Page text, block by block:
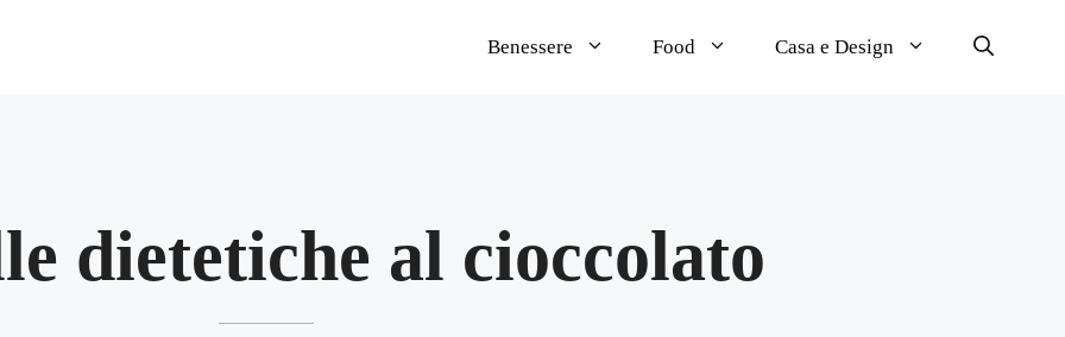
Benessere Food Casa e Design
dietetiche al cioccolato